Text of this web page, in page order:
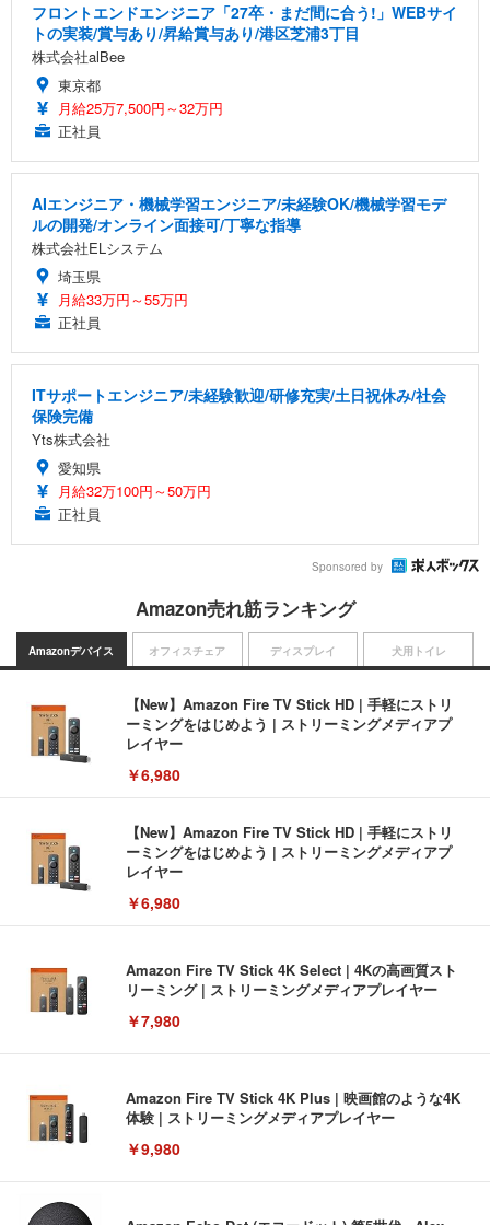
フロントエンドエンジニア「27卒・まだ間に合う!」WEBサイ
トの実装/賞与あり/昇給賞与あり/港区芝浦3丁目
株式会社alBee
東京都
月給25万7,500円～32万円
正社員
AIエンジニア・機械学習エンジニア/未経験OK/機械学習モデ
ルの開発/オンライン面接可/丁寧な指導
株式会社ELシステム
埼玉県
月給33万円～55万円
正社員
ITサポートエンジニア/未経験歓迎/研修充実/土日祝休み/社会
保険完備
Yts株式会社
愛知県
月給32万100円～50万円
正社員
Sponsored by
Amazon売れ筋ランキング
Amazonデバイス
【New】Amazon Fire TV Stick HD | 手軽にストリ
ーミングをはじめよう | ストリーミングメディアプ
レイヤー
￥6,980
【New】Amazon Fire TV Stick HD | 手軽にストリ
ーミングをはじめよう | ストリーミングメディアプ
レイヤー
￥6,980
Amazon Fire TV Stick 4K Select | 4Kの高画質スト
リーミング | ストリーミングメディアプレイヤー
￥7,980
Amazon Fire TV Stick 4K Plus | 映画館のような4K
体験 | ストリーミングメディアプレイヤー
￥9,980
オフィスチェア ディスプレイ 犬用トイレ